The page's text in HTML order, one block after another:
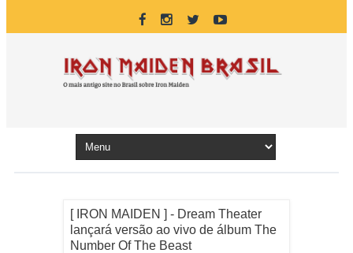
[ IRON MAIDEN ] - Dream Theater
lançará versão ao vivo de álbum The
Number Of The Beast